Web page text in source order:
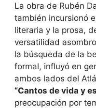
La obra de Rubén
también incursionó
literaria y la prosa,
versatilidad
la búsqueda de la
formal, influyó en
ambos lados del
“Cantos de vida y
preocupación por